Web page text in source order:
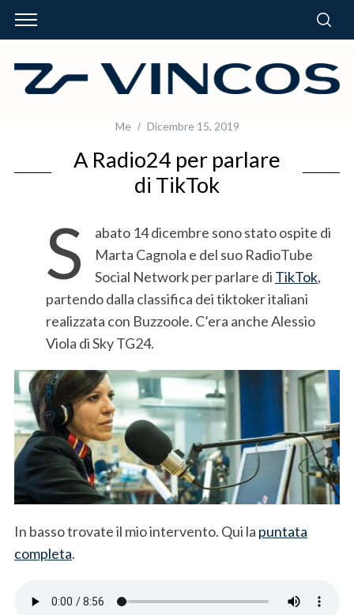
Me Dicembre 15, 2019
A Radio24 per parlare
di TikTok
S
abato 14 dicembre sono stato ospite di
Marta Cagnola e del suo RadioTube
Social Network per parlare di TikTok,
partendo dalla classifica dei tiktoker italiani
realizzata con Buzzoole. C’era anche Alessio
Viola di Sky TG24.
In basso trovate il mio intervento. Qui la puntata
completa.